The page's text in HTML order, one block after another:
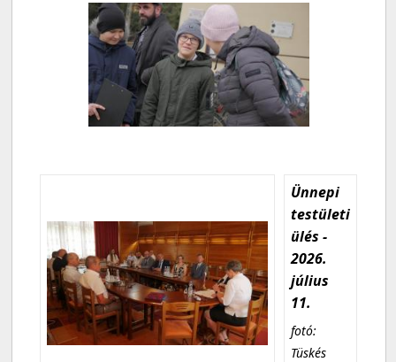
Ünnepi
testületi
ülés -
2026.
július
11.
fotó:
Tüskés